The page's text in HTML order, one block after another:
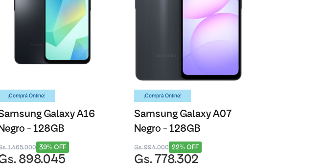
¡Comprá Online!
Galaxy A16
Negro - 128GB
39% OFF
1.465.000
898.045
¡Comprá Online!
Samsung Galaxy A07
Negro - 128GB
22% OFF
Gs. 994.000
Gs. 778.302